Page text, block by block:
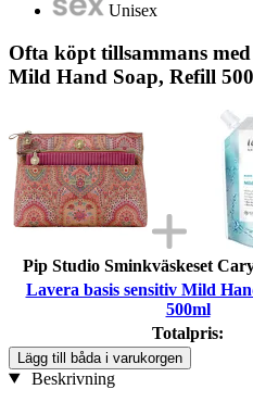
Unisex
Ofta köpt tillsammans
Mild Hand Soap, Refill
Pip Studio Sminkväskeset
Lavera basis sensitiv Mild
500ml
Totalpris:
Lägg till båda i varukorgen
Beskrivning